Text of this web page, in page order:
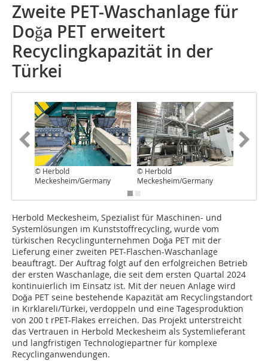
Zweite PET-Waschanlage für
Doğa PET erweitert
Recyclingkapazität in der
Türkei
© Herbold
Meckesheim/Germany
© Herbold
Meckesheim/Germany
Herbold Meckesheim, Spezialist für Maschinen- und
Systemlösungen im Kunststoffrecycling, wurde vom
türkischen Recyclingunternehmen Doğa PET mit der
Lieferung einer zweiten PET-Flaschen-Waschanlage
beauftragt. Der Auftrag folgt auf den erfolgreichen Betrieb
der ersten Waschanlage, die seit dem ersten Quartal 2024
kontinuierlich im Einsatz ist. Mit der neuen Anlage wird
Doğa PET seine bestehende Kapazität am Recyclingstandort
in Kırklareli/Türkei, verdoppeln und eine Tagesproduktion
von 200 t rPET-Flakes erreichen. Das Projekt unterstreicht
das Vertrauen in Herbold Meckesheim als Systemlieferant
und langfristigen Technologiepartner für komplexe
Recyclinganwendungen.